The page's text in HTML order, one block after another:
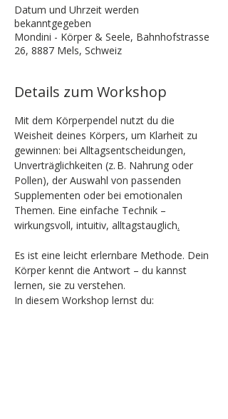
Datum und Uhrzeit werden
bekanntgegeben
Mondini - Körper & Seele, Bahnhofstrasse
26, 8887 Mels, Schweiz
Details zum Workshop
Mit dem Körperpendel nutzt du die
Weisheit deines Körpers, um Klarheit zu
gewinnen: bei Alltagsentscheidungen,
Unverträglichkeiten (z. B. Nahrung oder
Pollen), der Auswahl von passenden
Supplementen oder bei emotionalen
Themen. Eine einfache Technik –
wirkungsvoll, intuitiv, alltagstauglich.
Es ist eine leicht erlernbare Methode. Dein
Körper kennt die Antwort – du kannst
lernen, sie zu verstehen.
In diesem Workshop lernst du: